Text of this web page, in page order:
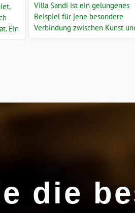
Ein
Villa Sandi ist ein gelungenes
Beispiel für jene besondere
Verbindung zwischen Kunst
Montello und Colli Asolani.
die